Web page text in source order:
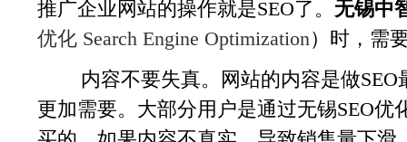
推广企业网站的操作就是SEO了。 无锡中
优化 Search Engine Optimization）时，需
内容不要失真。网站的内容是做SEO
更加需要。大部分用户是通过无锡SEO